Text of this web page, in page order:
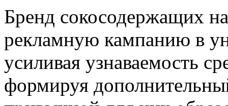
Бренд сокосодержащих
рекламную кампанию в
усиливая узнаваемость
формируя